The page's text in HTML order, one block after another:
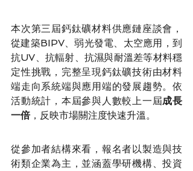
本次第三屆鈣鈦礦材料供應鏈座談會，
從建築BIPV、弱光發電、太空應用，到
抗UV、抗輻射、抗濕與耐溫差等材料穩
定性挑戰，完整呈現鈣鈦礦技術由材料
端走向系統端與應用端的發展趨勢。依
活動統計，本屆參與人數較上一屆成長
一倍，反映市場關注度快速升溫。
從參加者結構來看，報名者以製造與技
術類企業為主，並涵蓋學研機構、投資